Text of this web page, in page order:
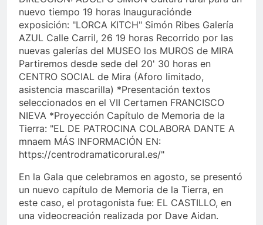
En la Gala que celebramos en agosto, se presentó
un nuevo capítulo de Memoria de la Tierra, en
este caso, el protagonista fue: EL CASTILLO, en
una videocreación realizada por Dave Aidan.